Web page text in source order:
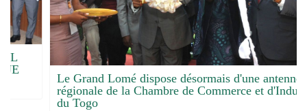
Le Grand Lomé dispose désormais d'une antenne
régionale de la Chambre de Commerce et d'Industrie
du Togo